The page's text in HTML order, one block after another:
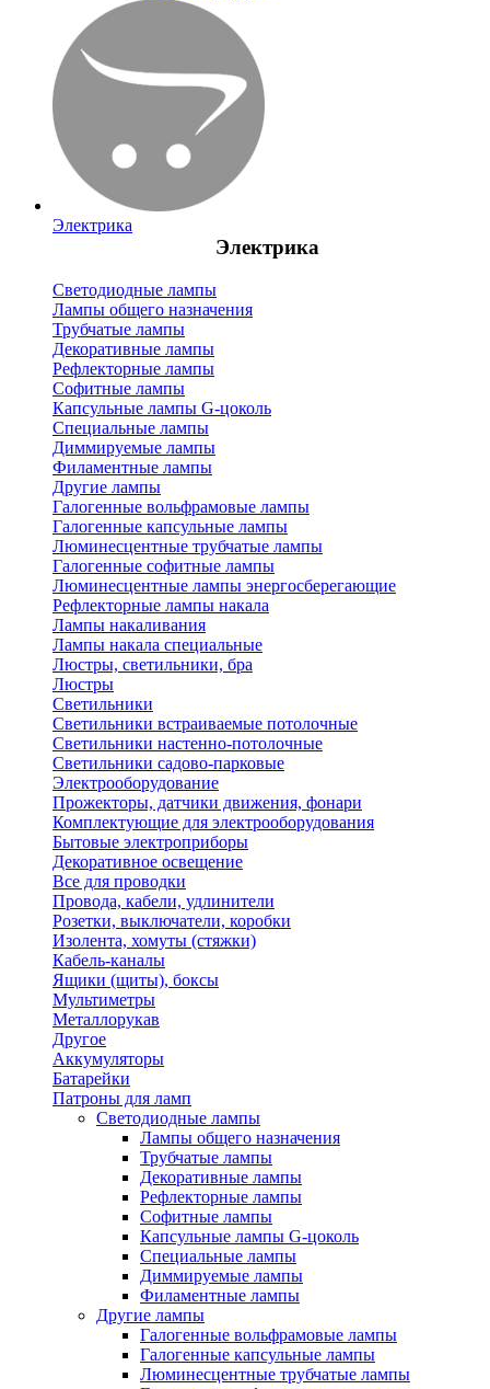
Электрика
Электрика
Светодиодные лампы
Лампы общего назначения
Трубчатые лампы
Декоративные лампы
Рефлекторные лампы
Софитные лампы
Капсульные лампы G-цоколь
Специальные лампы
Диммируемые лампы
Филаментные лампы
Другие лампы
Галогенные вольфрамовые лампы
Галогенные капсульные лампы
Люминесцентные трубчатые лампы
Галогенные софитные лампы
Люминесцентные лампы энергосберегающие
Рефлекторные лампы накала
Лампы накаливания
Лампы накала специальные
Люстры, светильники, бра
Люстры
Светильники
Светильники встраиваемые потолочные
Светильники настенно-потолочные
Светильники садово-парковые
Электрооборудование
Прожекторы, датчики движения, фонари
Комплектующие для электрооборудования
Бытовые электроприборы
Декоративное освещение
Все для проводки
Провода, кабели, удлинители
Розетки, выключатели, коробки
Изолента, хомуты (стяжки)
Кабель-каналы
Ящики (щиты), боксы
Мультиметры
Металлорукав
Другое
Аккумуляторы
Батарейки
Патроны для ламп
Светодиодные лампы
Лампы общего назначения
Трубчатые лампы
Декоративные лампы
Рефлекторные лампы
Софитные лампы
Капсульные лампы G-цоколь
Специальные лампы
Диммируемые лампы
Филаментные лампы
Другие лампы
Галогенные вольфрамовые лампы
Галогенные капсульные лампы
Люминесцентные трубчатые лампы